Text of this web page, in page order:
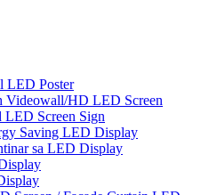
LED Poster
Videowall/HD LED Screen
LED Screen Sign
Saving LED Display
sa LED Display